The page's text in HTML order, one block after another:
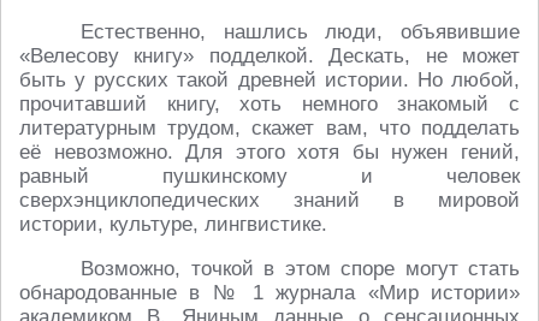
Естественно, нашлись люди, объявившие
«Велесову книгу» подделкой. Дескать, не может
быть у русских такой древней истории. Но любой,
прочитавший книгу, хоть немного знакомый с
литературным трудом, скажет вам, что подделать
её невозможно. Для этого хотя бы нужен гений,
равный пушкинскому и человек
сверхэнциклопедических знаний в мировой
истории, культуре, лингвистике.
Возможно, точкой в этом споре могут стать
обнародованные в № 1 журнала «Мир истории»